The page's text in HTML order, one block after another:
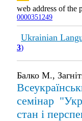
web address of the
0000351249
Ukrainian
3)
Балко М.,
семінар
стан і